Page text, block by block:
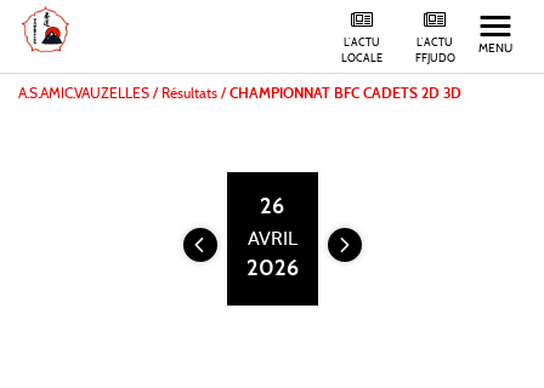
L'ACTU
FFJUDO
L'ACTU
LOCALE
MENU
A.S.AMIC.VAUZELLES / Résultats / CHAMPIONNAT BFC CADETS 2D 3D
26
AVRIL
2026